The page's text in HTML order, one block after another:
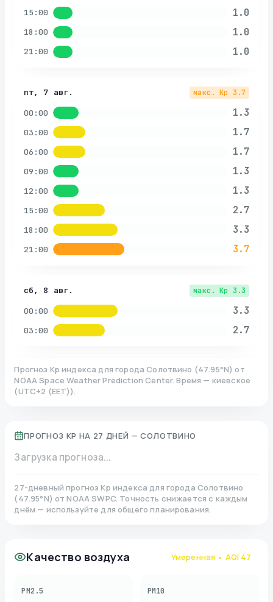
15:00 1.0
18:00 1.0
21:00 1.0
пт, 7 авг. макс. Kp 3.7
00:00 1.3
03:00 1.7
06:00 1.7
09:00 1.3
12:00 1.3
15:00 2.7
18:00 3.3
21:00 3.7
сб, 8 авг. макс. Kp 3.3
00:00 3.3
03:00 2.7
Прогноз Kp индекса для города Солотвино (47.95°N)от
NOAA Space Weather Prediction Center. Время — киевское
(UTC+2 (EET)).
ПРОГНОЗ KP НА 27 ДНЕЙ — СОЛОТВИНО
Загрузка прогноза...
27-дневный прогноз Kp индекса для города Солотвино
(47.95°N)от NOAA SWPC. Точность снижается с каждым
днём — используйте для общего планирования.
Качество воздуха Умеренная • AQI 47
PM2.5 PM10